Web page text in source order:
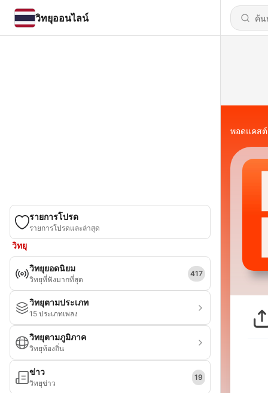
วิทยุออนไลน์
รายการโปรด
รายการโปรดและล่าสุด
วิทยุ
วิทยุยอดนิยม
วิทยุที่ฟังมากที่สุด
417
วิทยุตามประเภท
15 ประเภทเพลง
วิทยุตามภูมิภาค
วิทยุท้องถิ่น
ข่าว
วิทยุข่าว
19
พอดแคสต์